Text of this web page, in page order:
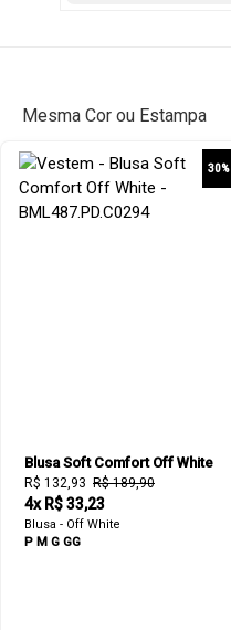
Mesma Cor ou Estampa
30%
Blusa Soft Comfort Off White
R$ 132,93 R$ 189,90
4x R$ 33,23
Blusa - Off White
P M G GG